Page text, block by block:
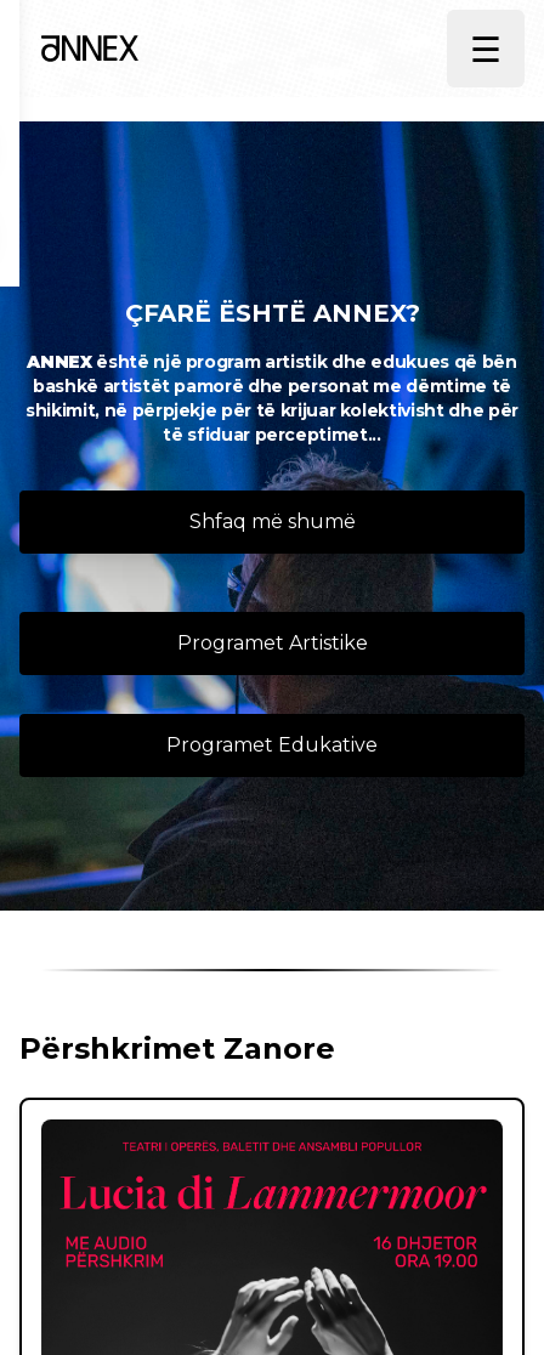
☰
ÇFARË ËSHTË ANNEX?
ANNEXështë një program artistik dhe edukues që bën
bashkë artistët pamorë dhe personat me dëmtime të
shikimit, në përpjekje për të krijuar kolektivisht dhe për
të sfiduar perceptimet...
Shfaq më shumë
Programet Artistike
Programet Edukative
Përshkrimet Zanore